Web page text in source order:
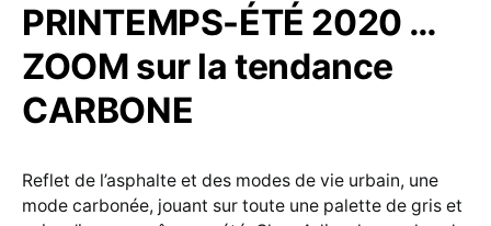
PRINTEMPS-ÉTÉ 2020 …
ZOOM sur la tendance
CARBONE
Reflet de l’asphalte et des modes de vie urbain, une
mode carbonée, jouant sur toute une palette de gris et